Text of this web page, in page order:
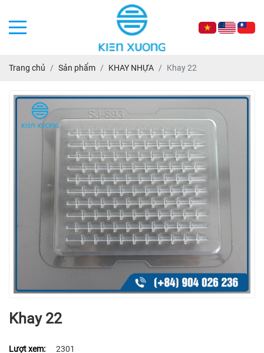
Trang chủ Sản phẩm KHAY NHỰA Khay 22
Khay 22
Lượt xem: 2301